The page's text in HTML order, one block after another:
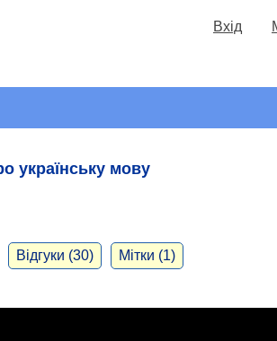
Вхід
українську мову
Відгуки (30) Мітки (1)